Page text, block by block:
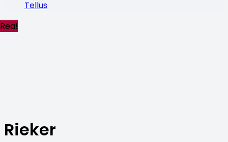
Tellus
Rea!
Rieker